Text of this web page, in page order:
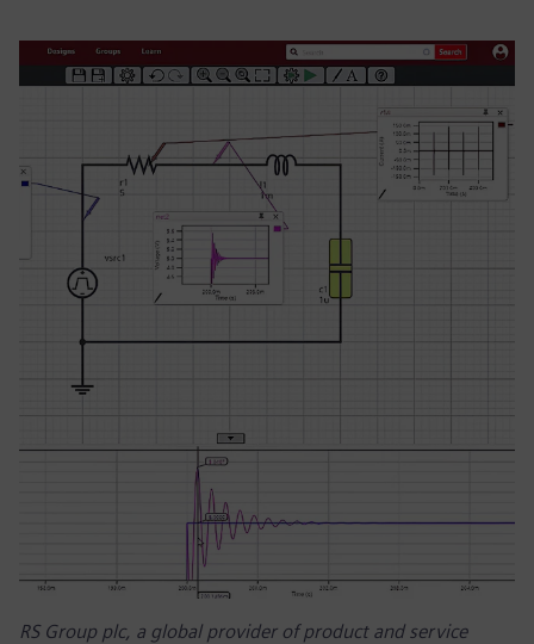
RS Group plc, a global provider of product and service